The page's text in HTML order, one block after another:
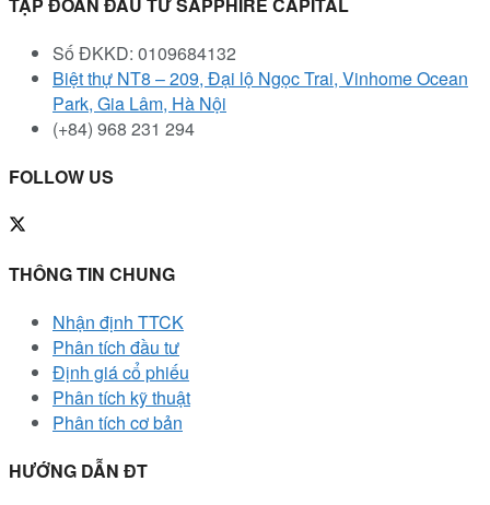
Số ĐKKD: 0109684132
Biệt thự NT8 – 209, Đại lộ Ngọc Trai, Vinhome Ocean
Park, Gia Lâm, Hà Nội
(+84) 968 231 294
FOLLOW US
THÔNG TIN CHUNG
Nhận định TTCK
Phân tích đầu tư
Định giá cổ phiếu
Phân tích kỹ thuật
Phân tích cơ bản
HƯỚNG DẪN ĐT